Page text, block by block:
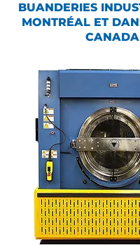
BUANDERIES
MONTRÉAL ET
CANADA